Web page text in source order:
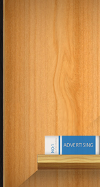
مجانا